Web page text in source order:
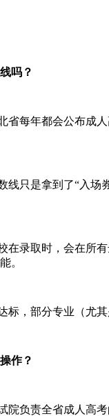
吗？
每年都会公布成人
只是拿到了“入场
录取时，会在所有
。
部分专业（尤其
作？
负责全省成人高考